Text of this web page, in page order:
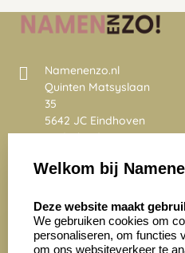
Namenenzo.nl
Quinten Matsyslaan
35
5642 JC Eindhoven
Nederland
4028 beoordelingen
Zakelijk:
Welkom bij
Deze website maakt
We gebruiken cookies om
personaliseren, om functies
om ons websiteverkeer te